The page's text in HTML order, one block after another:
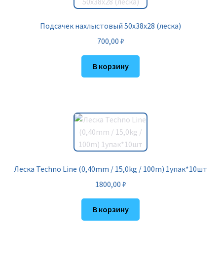
Подсачек нахлыстовый 50х38х28 (леска)
700,00 ₽
В корзину
Леска Techno Line (0,40mm / 15,0kg / 100m) 1упак*10шт
1800,00 ₽
В корзину